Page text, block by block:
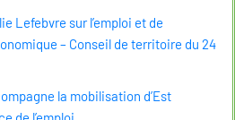
Lefebvre sur l’emploi et de
– Conseil de territoire du 24
la mobilisation d’Est